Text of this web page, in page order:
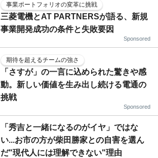
事業ポートフォリオの変革に挑戦
三菱電機とAT PARTNERSが語る、新規
事業開発成功の条件と失敗要因
Sponsored
期待を超えるチームの強さ
「さすが」の一言に込められた驚きや感
動。新しい価値を生み出し続ける電通の
挑戦
Sponsored
「秀吉と一緒になるのがイヤ」ではな
い...お市の方が柴田勝家との自害を選ん
だ"現代人には理解できない"理由